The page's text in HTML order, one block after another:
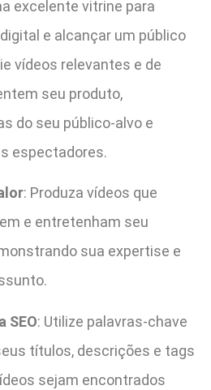
excelente vitrine para
e alcançar um público
vídeos relevantes e de
seu produto,
do seu público-alvo e
espectadores.
: Produza vídeos que
e entretenham seu
sua expertise e
SEO: Utilize palavras-chave
títulos, descrições e tags
sejam encontrados